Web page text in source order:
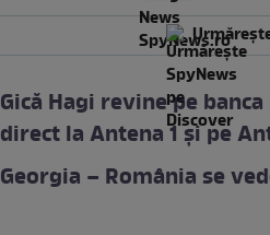
Gică Hagi revine pe
direct la Antena 1 şi pe
Georgia – România se